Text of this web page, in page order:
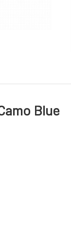
Blue